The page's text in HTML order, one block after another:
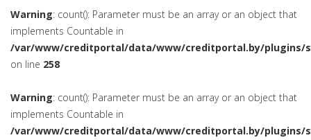
Warning: count(): Parameter must be an array or an object that
implements Countable in
/var/www/creditportal/data/www/creditportal.by/plugins/
on line 258
Warning: count(): Parameter must be an array or an object that
implements Countable in
/var/www/creditportal/data/www/creditportal.by/plugins/